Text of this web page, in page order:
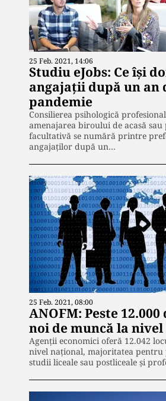
25 Feb. 2021, 14:06
Studiu eJobs: Ce își
angajații după un an
pandemie
Consilierea psihologică
amenajarea biroului de acasă
facultativă se numără printre
angajaților după un…
25 Feb. 2021, 08:00
ANOFM: Peste
noi de muncă la
Agenţii economici oferă 12.042
nivel naţional, majoritatea pentru
studii liceale sau postliceale şi